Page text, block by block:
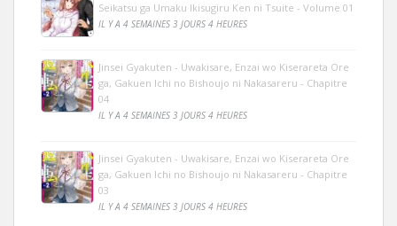
Seikatsu ga Umaku Ikisugiru Ken ni Tsuite - Volume 01
IL Y A 4 SEMAINES 3 JOURS 4 HEURES
Jinsei Gyakuten - Uwakisare, Enzai wo Kiserareta Ore
ga, Gakuen Ichi no Bishoujo ni Nakasareru - Chapitre
04
IL Y A 4 SEMAINES 3 JOURS 4 HEURES
Jinsei Gyakuten - Uwakisare, Enzai wo Kiserareta Ore
ga, Gakuen Ichi no Bishoujo ni Nakasareru - Chapitre
03
IL Y A 4 SEMAINES 3 JOURS 4 HEURES